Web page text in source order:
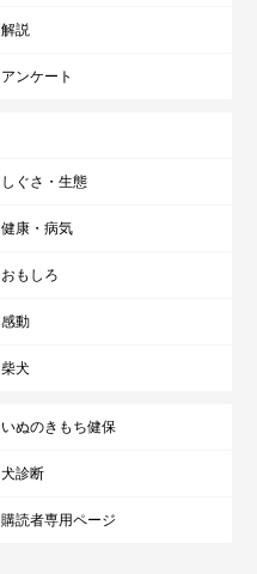
解説
アンケート
しぐさ・生態
健康・病気
おもしろ
感動
柴犬
いぬのきもち健保
犬診断
購読者専用ページ